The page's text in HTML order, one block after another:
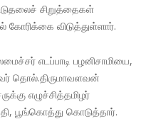
சிறுத்தைகள்
விடுத்துள்ளார்.
எடப்பாடி பழனிசாமியை,
தொல்.திருமாவளவன்
எழுச்சித்தமிழர்
பூங்கொத்து கொடுத்தார்.